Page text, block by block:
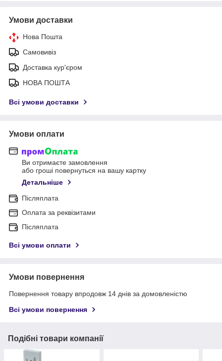
Умови доставки
Нова Пошта
Самовивіз
Доставка кур'єром
НОВА ПОШТА
Всі умови доставки
Умови оплати
Ви отримаєте замовлення
або гроші повернуться на вашу картку
Детальніше
Післяплата
Оплата за реквізитами
Післяплата
Всі умови оплати
Умови повернення
Повернення товару впродовж 14 днів за домовленістю
Всі умови повернення
Подібні товари компанії